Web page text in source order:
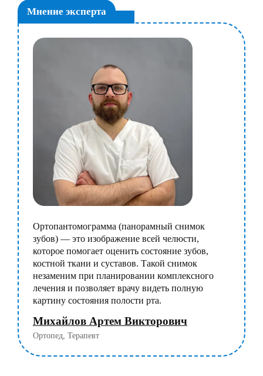
Мнение эксперта
Ортопантомограмма (панорамный снимок
зубов) — это изображение всей челюсти,
которое помогает оценить состояние зубов,
костной ткани и суставов. Такой снимок
незаменим при планировании комплексного
лечения и позволяет врачу видеть полную
картину состояния полости рта.
Михайлов Артем Викторович
Ортопед, Терапевт